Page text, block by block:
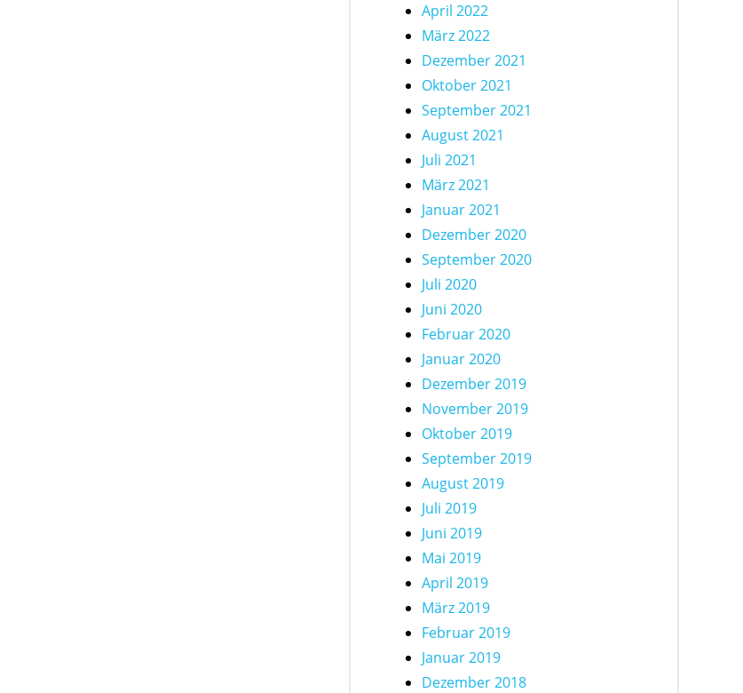
April 2022
März 2022
Dezember 2021
Oktober 2021
September 2021
August 2021
Juli 2021
März 2021
Januar 2021
Dezember 2020
September 2020
Juli 2020
Juni 2020
Februar 2020
Januar 2020
Dezember 2019
November 2019
Oktober 2019
September 2019
August 2019
Juli 2019
Juni 2019
Mai 2019
April 2019
März 2019
Februar 2019
Januar 2019
Dezember 2018